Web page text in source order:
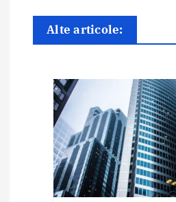
a
Alte articole: